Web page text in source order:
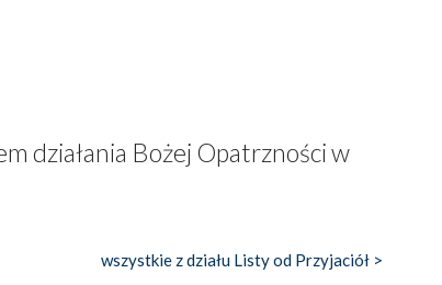
działania Bożej Opatrzności w
wszystkie z działu Listy od Przyjaciół >